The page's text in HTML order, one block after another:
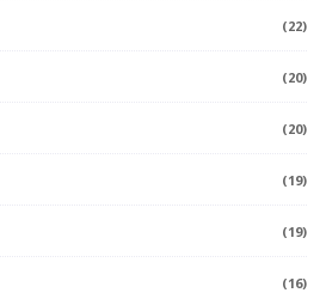
(22)
(20)
(20)
(19)
(19)
(16)